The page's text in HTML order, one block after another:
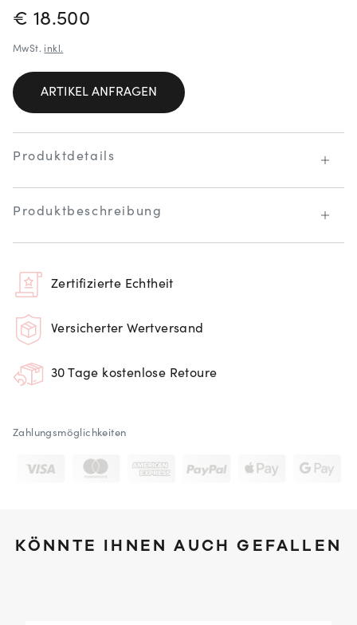
PREISINFORMATIONEN
€ 18.500
MwSt. inkl.
ARTIKEL ANFRAGEN
Produktdetails
Produktbeschreibung
Zertifizierte Echtheit
Versicherter Wertversand
30 Tage kostenlose Retoure
Zahlungsmöglichkeiten
KÖNNTE IHNEN AUCH GEFALLEN